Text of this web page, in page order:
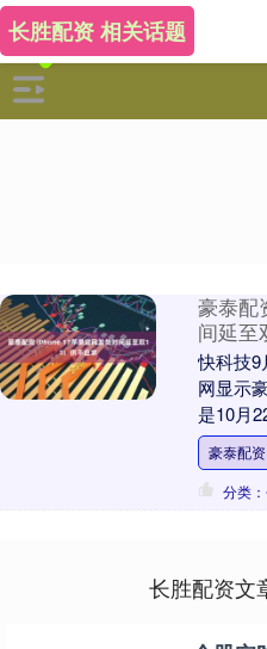
长胜配资 相关话题
豪泰配
间延至
快科技9
网显示
是10月
送达时间
豪泰配资
分类
长胜配资文